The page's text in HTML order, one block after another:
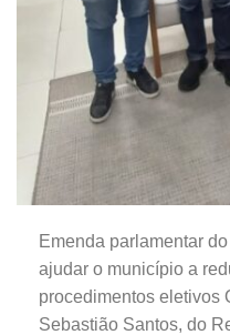
Emenda parlamentar
ajudar o município a
procedimentos eletivos
Sebastião Santos, do